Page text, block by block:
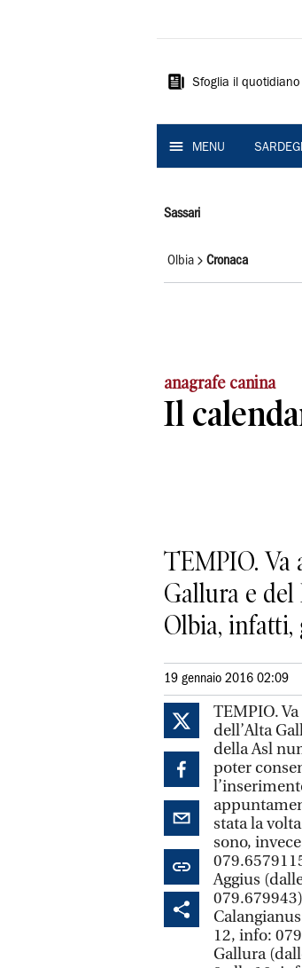
Sardegna
Sfoglia il quotidiano
MENU
Sassari
Olbia Cronaca
anagrafe canina
Il
TEMPIO. Va
Gallura e
Olbia, infatti,
19 gennaio 2016 02:09
TEMPIO.
dell’Alta
della Asl
poter
stata la
sono,
Aggius
12, info:
Gallura